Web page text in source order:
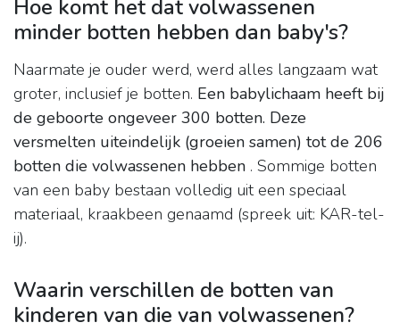
Hoe komt het dat volwassenen
minder botten hebben dan baby's?
Naarmate je ouder werd, werd alles langzaam wat
groter, inclusief je botten. Een babylichaam heeft bij
de geboorte ongeveer 300 botten. Deze
versmelten uiteindelijk (groeien samen) tot de 206
botten die volwassenen hebben . Sommige botten
van een baby bestaan ​​volledig uit een speciaal
materiaal, kraakbeen genaamd (spreek uit: KAR-tel-
ij).
Waarin verschillen de botten van
kinderen van die van volwassenen?